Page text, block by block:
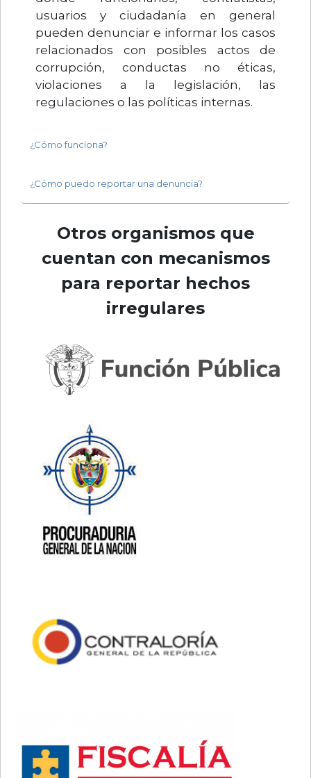
usuarios y ciudadanía en general
pueden denunciar e informar los casos
relacionados con posibles actos de
corrupción, conductas no éticas,
violaciones a la legislación, las
regulaciones o las políticas internas.
¿Cómo funciona?
¿Cómo puedo reportar una denuncia?
Otros organismos que
cuentan con mecanismos
para reportar hechos
irregulares